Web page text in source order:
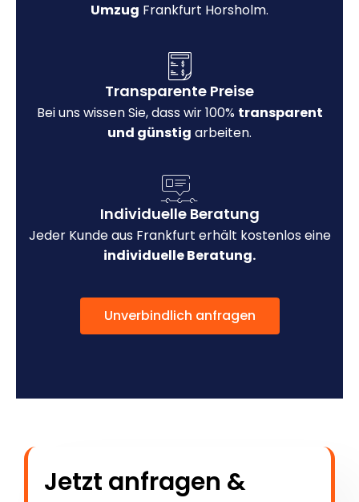
Umzug Frankfurt Horsholm.
Transparente Preise
Bei uns wissen Sie, dass wir 100% transparent
und günstig arbeiten.
Individuelle Beratung
Jeder Kunde aus Frankfurt erhält kostenlos eine
individuelle Beratung.
Unverbindlich anfragen
Jetzt anfragen &